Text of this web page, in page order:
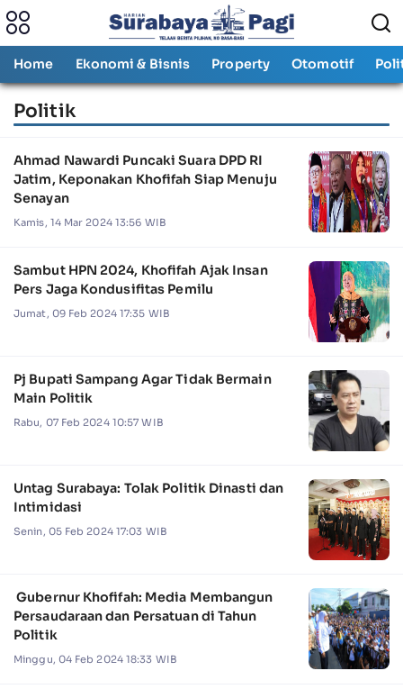
Home Ekonomi & Bisnis Property Otomotif
Politik
Ahmad Nawardi Puncaki Suara DPD RI
Jatim, Keponakan Khofifah Siap Menuju
Senayan
Kamis, 14 Mar 2024 13:56 WIB
Sambut HPN 2024, Khofifah Ajak Insan
Pers Jaga Kondusifitas Pemilu
Jumat, 09 Feb 2024 17:35 WIB
Pj Bupati Sampang Agar Tidak Bermain
Main Politik
Rabu, 07 Feb 2024 10:57 WIB
Untag Surabaya: Tolak Politik Dinasti dan
Intimidasi
Senin, 05 Feb 2024 17:03 WIB
Gubernur Khofifah: Media Membangun
Persaudaraan dan Persatuan di Tahun
Politik
Minggu, 04 Feb 2024 18:33 WIB